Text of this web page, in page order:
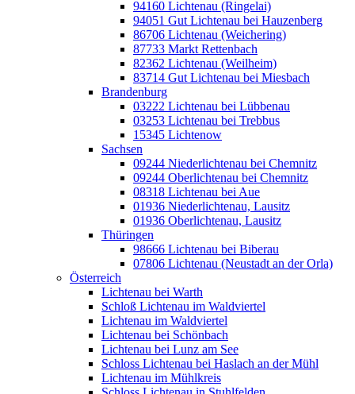
94160 Lichtenau (Ringelai)
94051 Gut Lichtenau bei Hauzenberg
86706 Lichtenau (Weichering)
87733 Markt Rettenbach
82362 Lichtenau (Weilheim)
83714 Gut Lichtenau bei Miesbach
Brandenburg
03222 Lichtenau bei Lübbenau
03253 Lichtenau bei Trebbus
15345 Lichtenow
Sachsen
09244 Niederlichtenau bei Chemnitz
09244 Oberlichtenau bei Chemnitz
08318 Lichtenau bei Aue
01936 Niederlichtenau, Lausitz
01936 Oberlichtenau, Lausitz
Thüringen
98666 Lichtenau bei Biberau
07806 Lichtenau (Neustadt an der Orla)
Österreich
Lichtenau bei Warth
Schloß Lichtenau im Waldviertel
Lichtenau im Waldviertel
Lichtenau bei Schönbach
Lichtenau bei Lunz am See
Schloss Lichtenau bei Haslach an der Mühl
Lichtenau im Mühlkreis